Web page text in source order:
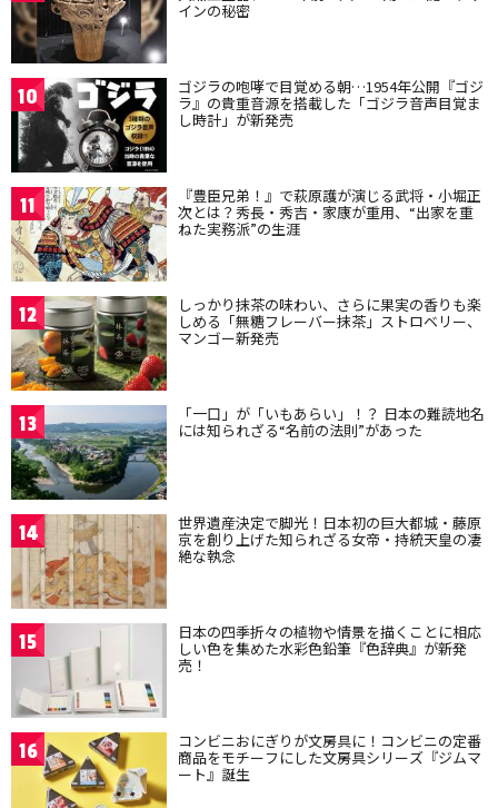
インの秘密
10 ゴジラの咆哮で目覚める朝…1954年公開『ゴジ
ラ』の貴重音源を搭載した「ゴジラ音声目覚ま
し時計」が新発売
11 『豊臣兄弟！』で萩原護が演じる武将・小堀正
次とは？秀長・秀吉・家康が重用、“出家を重
ねた実務派”の生涯
12 しっかり抹茶の味わい、さらに果実の香りも楽
しめる「無糖フレーバー抹茶」ストロベリー、
マンゴー新発売
13 「一口」が「いもあらい」！？ 日本の難読地名
には知られざる“名前の法則”があった
14 世界遺産決定で脚光！日本初の巨大都城・藤原
京を創り上げた知られざる女帝・持統天皇の凄
絶な執念
15 日本の四季折々の植物や情景を描くことに相応
しい色を集めた水彩色鉛筆『色辞典』が新発
売！
16 コンビニおにぎりが文房具に！コンビニの定番
商品をモチーフにした文房具シリーズ『ジムマ
ート』誕生